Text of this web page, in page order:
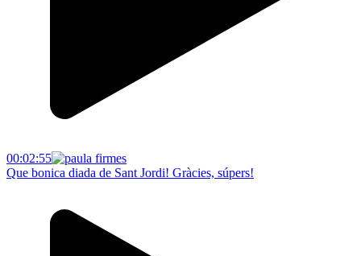
00:02:55
Que bonica diada de Sant Jordi! Gràcies, súpers!